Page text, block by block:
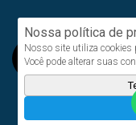
Nossa política de
Nosso site utiliza cookies
Você pode alterar suas